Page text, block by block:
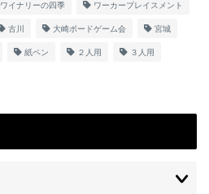
ワイナリーの四季 ワーカープレイスメント
古川 大崎ボードゲーム会 宮城
紙ペン ２人用 ３人用